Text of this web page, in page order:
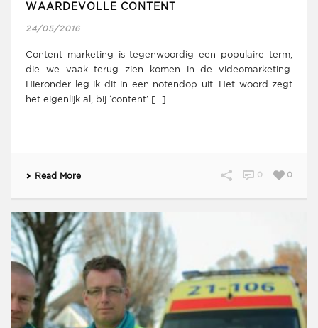
WAARDEVOLLE CONTENT
24/05/2016
Content marketing is tegenwoordig een populaire term,
die we vaak terug zien komen in de videomarketing.
Hieronder leg ik dit in een notendop uit. Het woord zegt
het eigenlijk al, bij ‘content’ [...]
Read More 0
0